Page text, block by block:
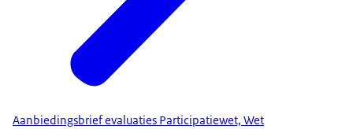
Aanbiedingsbrief evaluaties Participatiewet, Wet